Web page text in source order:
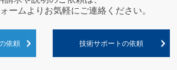
ームよりお気軽にご連絡ください。
依頼 技術サポートの依頼